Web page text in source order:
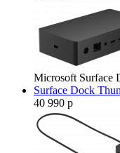
Microsoft Surface
Surface Dock
40 990 р